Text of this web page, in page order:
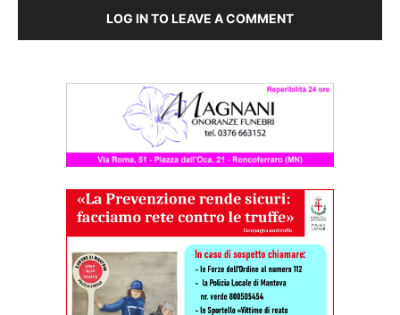
LOG IN TO LEAVE A COMMENT